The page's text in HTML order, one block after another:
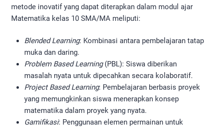
metode inovatif yang dapat diterapkan dalam modul ajar
Matematika kelas 10 SMA/MA meliputi:
Blended Learning: Kombinasi antara pembelajaran tatap
muka dan daring.
Problem Based Learning(PBL): Siswa diberikan
masalah nyata untuk dipecahkan secara kolaboratif.
Project Based Learning: Pembelajaran berbasis proyek
yang memungkinkan siswa menerapkan konsep
matematika dalam proyek yang nyata.
Gamifikasi: Penggunaan elemen permainan untuk